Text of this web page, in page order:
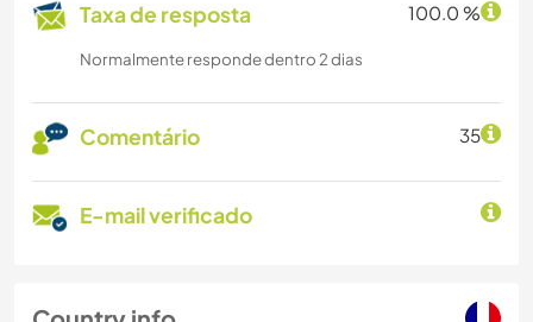
Taxa de resposta 100.0 %
Normalmente responde dentro 2 dias
Comentário 35
E-mail verificado